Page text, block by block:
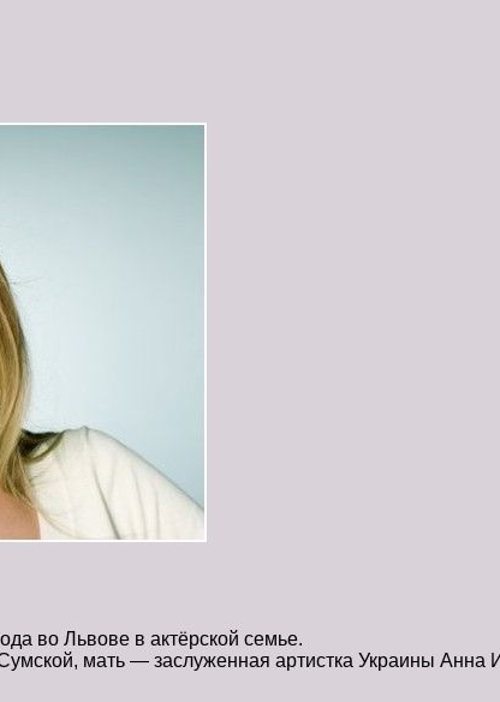
во Львове в актёрской семье.
мать — заслуженная артистка Украины Анна